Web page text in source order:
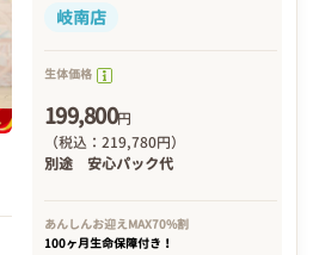
岐南店
生体価格
199,800円
（税込：219,780円）
別途 安心パック代
あんしんお迎えMAX70%割
100ヶ月生命保障付き！